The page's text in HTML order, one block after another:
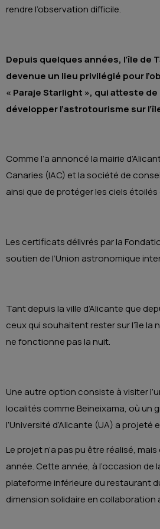
rendre l’observation difficile.
Depuis quelques années, l’île de
devenue un lieu privilégié pour
« Paraje Starlight », qui atteste
développer l’astrotourisme sur
Comme l’a annoncé la mairie
Canaries (IAC) et la société de
ainsi que de protéger les ciels
Les certificats délivrés par la
soutien de l’Union astronomique
Tant depuis la ville d’Alicante que
ceux qui souhaitent rester sur l’île
ne fonctionne pas la nuit.
Une autre option consiste à visiter
localités comme Beineixama, où un
l’Université d’Alicante (UA) a
Le projet n’a pas pu être réalisé,
année. Cette année, à l’occasion de
plateforme inférieure du restaurant
dimension solidaire en collaboration